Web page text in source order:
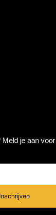
je aan
Inschrijven